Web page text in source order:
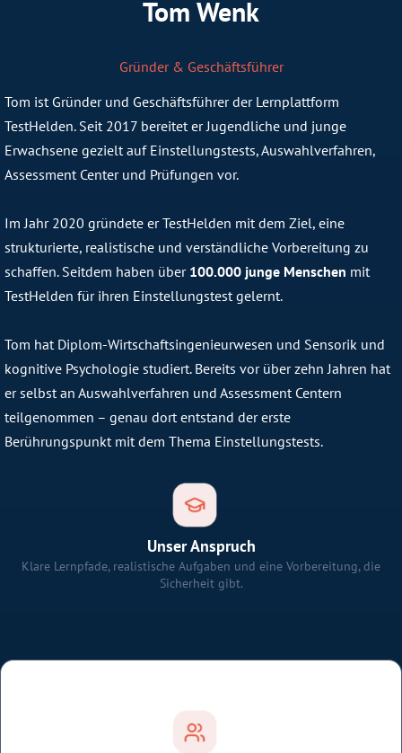
Tom Wenk
Gründer & Geschäftsführer
Tom ist Gründer und Geschäftsführer der Lernplattform
TestHelden. Seit 2017 bereitet er Jugendliche und junge
Erwachsene gezielt auf Einstellungstests, Auswahlverfahren,
Assessment Center und Prüfungen vor.
Im Jahr 2020 gründete er TestHelden mit dem Ziel, eine
strukturierte, realistische und verständliche Vorbereitung zu
schaffen. Seitdem haben über 100.000 junge Menschen mit
TestHelden für ihren Einstellungstest gelernt.
Tom hat Diplom-Wirtschaftsingenieurwesen und Sensorik und
kognitive Psychologie studiert. Bereits vor über zehn Jahren hat
er selbst an Auswahlverfahren und Assessment Centern
teilgenommen – genau dort entstand der erste
Berührungspunkt mit dem Thema Einstellungstests.
Unser Anspruch
Klare Lernpfade, realistische Aufgaben und eine Vorbereitung, die
Sicherheit gibt.